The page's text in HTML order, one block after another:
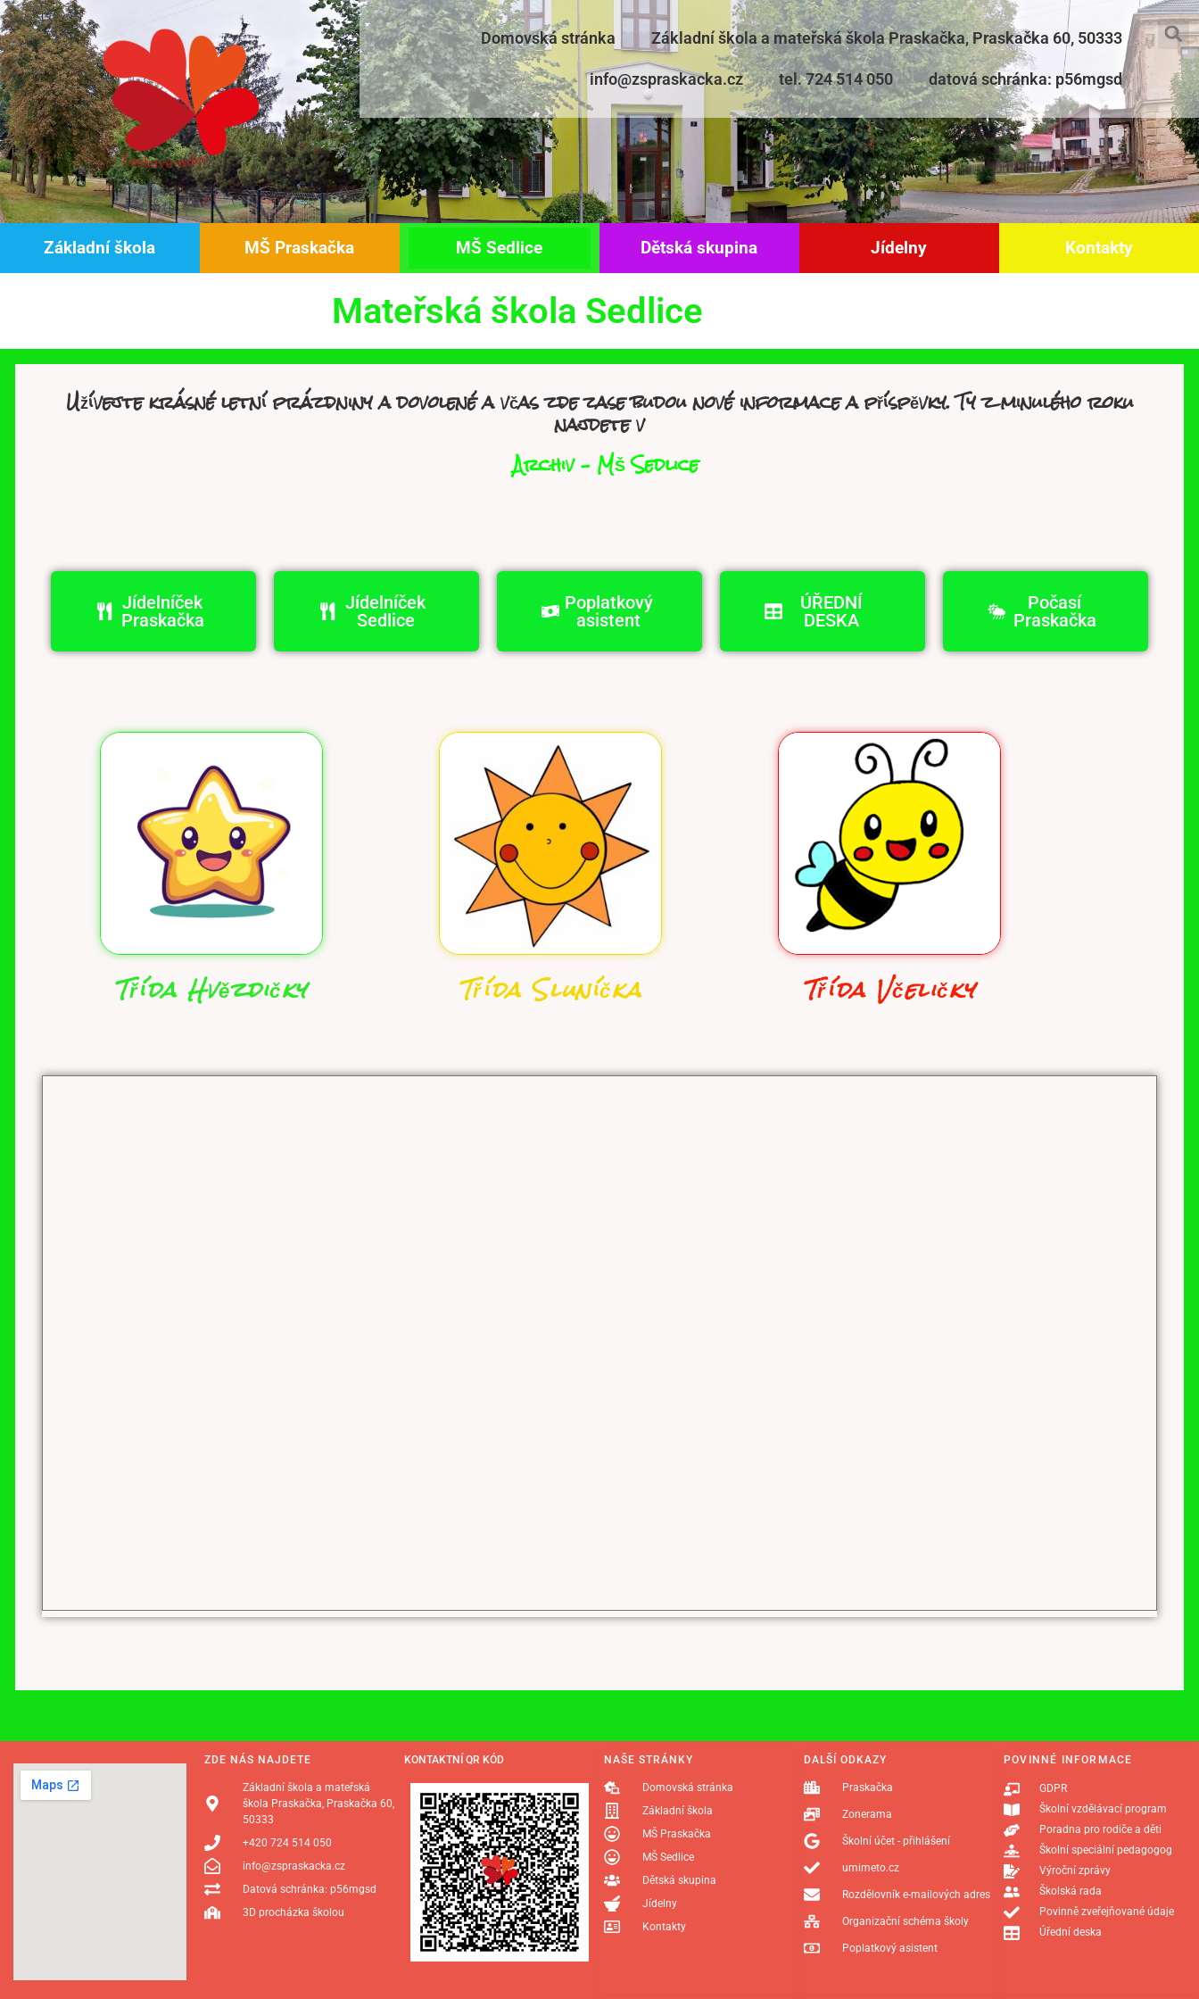
Domovská stránka Základní škola a mateřská škola Praskačka, Praskačka 60, 50333
info@zspraskacka.cz tel. 724 514 050 datová schránka: p56mgsd
Základní škola MŠ Praskačka MŠ Sedlice Dětská skupina Jídelny Kontakty
Mateřská škola Sedlice
Užívejte krásné letní prázdniny a dovolené a včas zde zase budou nové informace a příspěvky. Ty z minulého roku
najdete v
Archiv – MŠ Sedlice
Jídelníček
Praskačka
Jídelníček
Sedlice
Poplatkový
asistent
ÚŘEDNÍ
DESKA
Počasí
Praskačka
Třída Hvězdičky Třída Sluníčka Třída Včeličky
ZDE NÁS NAJDETE
Základní škola a mateřská
škola Praskačka, Praskačka 60,
50333
+420 724 514 050
info@zspraskacka.cz
Datová schránka: p56mgsd
3D procházka školou
KONTAKTNÍ QR KÓD NAŠE STRÁNKY
Domovská stránka
Základní škola
MŠ Praskačka
MŠ Sedlice
Dětská skupina
Jídelny
Kontakty
DALŠÍ ODKAZY
Praskačka
Zonerama
Školní účet - přihlášení
umimeto.cz
Rozdělovník e-mailových adres
Organizační schéma školy
Poplatkový asistent
POVINNÉ INFORMACE
GDPR
Školní vzdělávací program
Poradna pro rodiče a děti
Školní speciální pedagogog
Výroční zprávy
Školská rada
Povinně zveřejňované údaje
Úřední deska